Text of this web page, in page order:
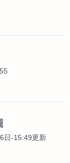
日-15:49更新